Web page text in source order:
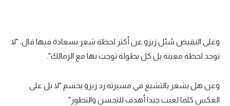
وعلى النقيض سُئل زيزو عن أكثر لحظة شعر بسعادة فيها قال: "لا
توجد لحظة معينة بل كل بطولة توجت بها مع الزمالك".
وعن هل يشعر بالتشبع في مسيرته رد زيزو بحسم "لا بل على
العكس كلما لعبت جيدا أهدف للتحسن والتطور".